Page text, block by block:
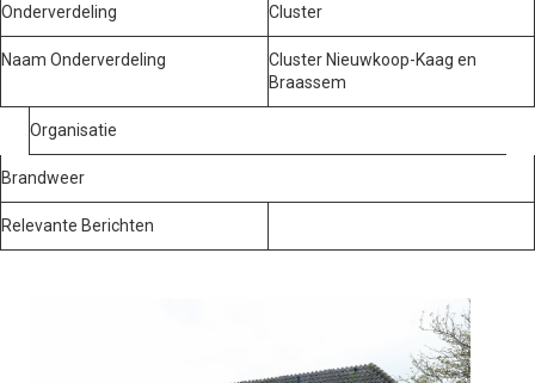
Onderverdeling Cluster
Naam Onderverdeling
Cluster Nieuwkoop-Kaag en
Braassem
Organisatie
Brandweer
Relevante Berichten